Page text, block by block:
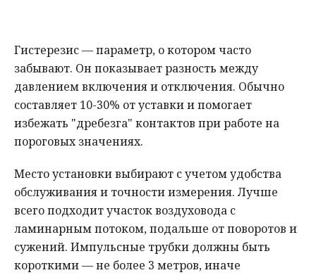
Гистерезис — параметр, о котором часто
забывают. Он показывает разность между
давлением включения и отключения. Обычно
составляет 10-30% от уставки и помогает
избежать "дребезга" контактов при работе на
пороговых значениях.
Место установки выбирают с учетом удобства
обслуживания и точности измерения. Лучше
всего подходит участок воздуховода с
ламинарным потоком, подальше от поворотов и
сужений. Импульсные трубки должны быть
короткими — не более 3 метров, иначе